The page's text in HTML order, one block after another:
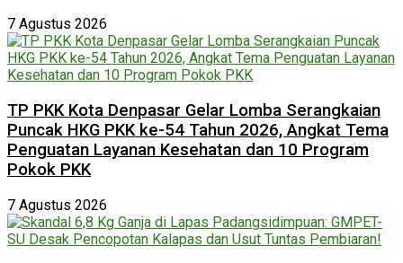
7 Agustus 2026
TP PKK Kota Denpasar Gelar Lomba Serangkaian
Puncak HKG PKK ke-54 Tahun 2026, Angkat Tema
Penguatan Layanan Kesehatan dan 10 Program
Pokok PKK
7 Agustus 2026